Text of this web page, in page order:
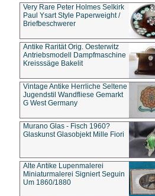
Very Rare Peter Holmes Selkirk
Paul Ysart Style Paperweight /
Briefbeschwerer
Antike Rarität Orig. Oesterwitz
Antriebsmodell Dampfmaschine
Kreisssäge Bakelit
Vintage Antike Herrliche Seltene
Jugendstil Wandfliese Gemarkt
G West Germany
Murano Glas - Fisch 1960?
Glaskunst Glasobjekt Mille Fiori
Alte Antike Lupenmalerei
Miniaturmalerei Signiert Seguin
Um 1860/1880